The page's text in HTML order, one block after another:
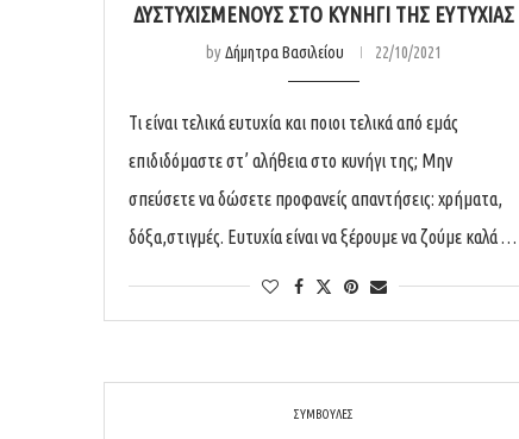
ΔΥΣΤΥΧΙΣΜΈΝΟΥΣ ΣΤΟ ΚΥΝΉΓΙ ΤΗΣ ΕΥΤΥΧΊΑΣ
byΔήμητρα Βασιλείου 22/10/2021
Τι είναι τελικά ευτυχία και ποιοι τελικά από εμάς
επιδιδόμαστε στ’ αλήθεια στο κυνήγι της; Μην
σπεύσετε να δώσετε προφανείς απαντήσεις: χρήματα,
δόξα,στιγμές. Ευτυχία είναι να ξέρουμε να ζούμε καλά …
ΣΥΜΒΟΥΛΕΣ